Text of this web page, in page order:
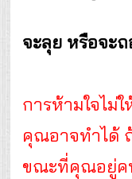
จะลุย หรือจะ
การห้ามใจไม่
คุณอาจทำได้
ขณะที่คุณอยู่ค